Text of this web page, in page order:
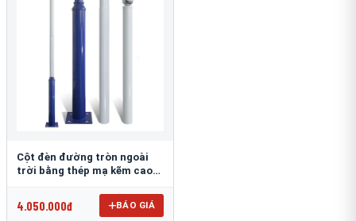
Cột đèn đường tròn ngoài
trời bằng thép mạ kẽm cao
4.050.000đ BÁO GIÁ